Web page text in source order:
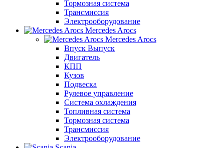
Тормозная система
Трансмиссия
Электрооборудование
Mercedes Arocs
Mercedes Arocs
Впуск Выпуск
Двигатель
КПП
Кузов
Подвеска
Рулевое управление
Система охлаждения
Топливная система
Тормозная система
Трансмиссия
Электрооборудование